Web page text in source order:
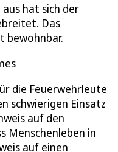
hat sich der
Das
bewohnbar.
die Feuerwehrleute
schwierigen Einsatz
auf den
Menschenleben in
auf einen